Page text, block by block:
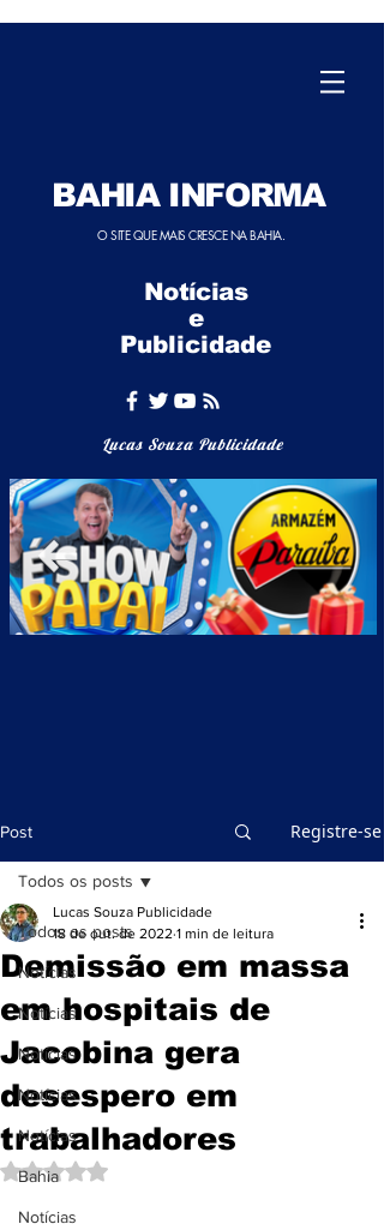
BAHIA INFORMA
O SITE QUE MAIS CRESCE NA BAHIA.
Notícias
e
Publicidade
Lucas Souza Publicidade
Post Registre-se
Todos os posts
Notícias
Notícias
Notícias
Notícias
Notícias
Bahia
Notícias
Todos os posts
Demissão em massa
em hospitais de
Jacobina gera
desespero em
trabalhadores
Lucas Souza Publicidade
18 de out. de 2022 1 min de leitura
Avaliado com NaN de 5 estrelas.